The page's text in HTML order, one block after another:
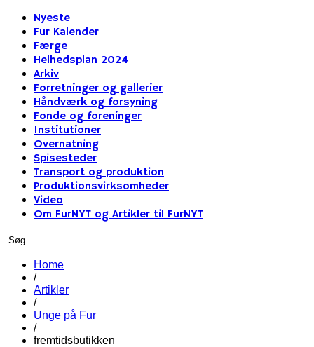
Nyeste
Fur Kalender
Færge
Helhedsplan 2024
Arkiv
Forretninger og gallerier
Håndværk og forsyning
Fonde og foreninger
Institutioner
Overnatning
Spisesteder
Transport og produktion
Produktionsvirksomheder
Video
Om FurNYT og Artikler til FurNYT
Home
/
Artikler
/
Unge på Fur
/
fremtidsbutikken